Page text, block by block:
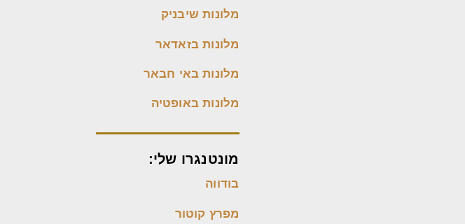
מלונות שיבניק
מלונות בזאדאר
מלונות באי חבאר
מלונות באופטיה
מונטנגרו שלי:
בודווה
מפרץ קוטור